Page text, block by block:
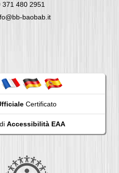
371 480 2951
baobab.it
Certificato
Accessibilità EAA